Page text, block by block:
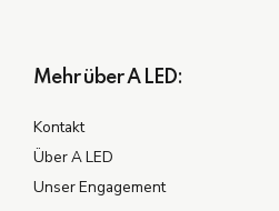
Mehr über A LED:
Kontakt
Über A LED
Unser Engagement